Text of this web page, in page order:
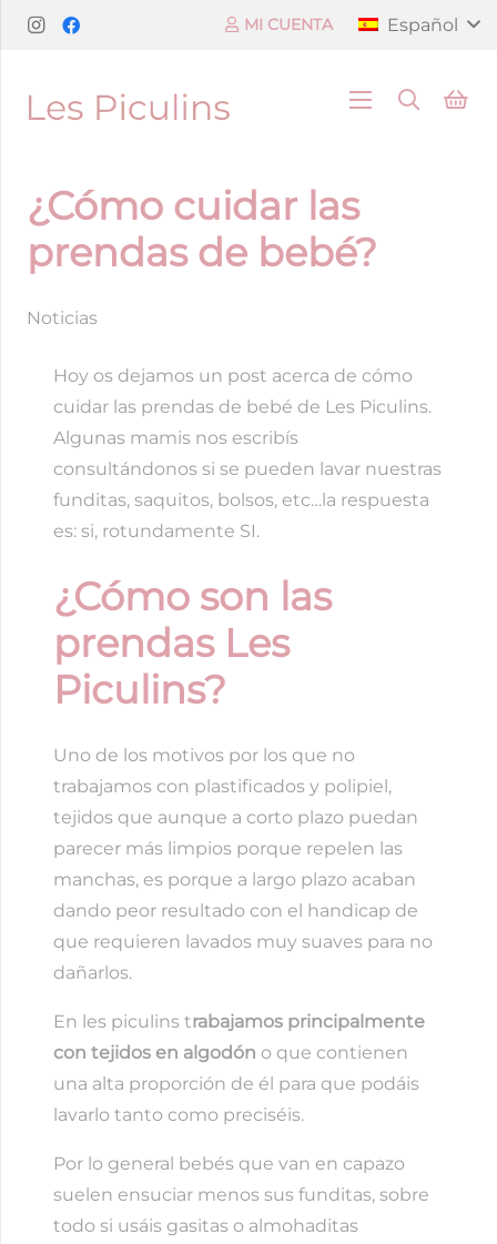
MI CUENTA Español
¿Cómo cuidar las
prendas de bebé?
Noticias
Hoy os dejamos un post acerca de cómo
cuidar las prendas de bebé de Les Piculins.
Algunas mamis nos escribís
consultándonos si se pueden lavar nuestras
funditas, saquitos, bolsos, etc…la respuesta
es: si, rotundamente SI.
¿Cómo son las
prendas Les
Piculins?
Uno de los motivos por los que no
trabajamos con plastificados y polipiel,
tejidos que aunque a corto plazo puedan
parecer más limpios porque repelen las
manchas, es porque a largo plazo acaban
dando peor resultado con el handicap de
que requieren lavados muy suaves para no
dañarlos.
En les piculins trabajamos principalmente
con tejidos en algodón o que contienen
una alta proporción de él para que podáis
lavarlo tanto como preciséis.
Por lo general bebés que van en capazo
suelen ensuciar menos sus funditas, sobre
todo si usáis gasitas o almohaditas